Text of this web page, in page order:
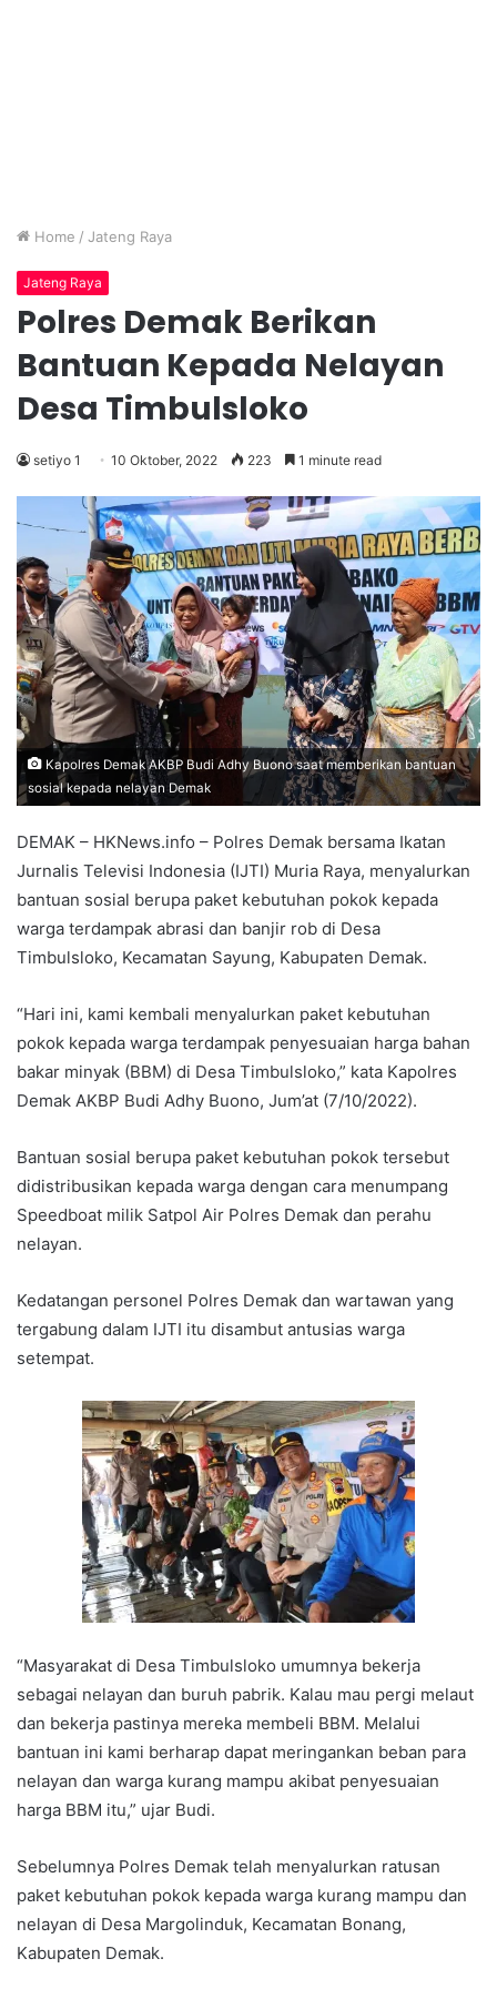
Home / Jateng Raya
Jateng Raya
Polres Demak Berikan
Bantuan Kepada Nelayan
Desa Timbulsloko
setiyo 1 10 Oktober, 2022 223 1 minute read
Kapolres Demak AKBP Budi Adhy Buono saat memberikan bantuan
sosial kepada nelayan Demak
DEMAK – HKNews.info – Polres Demak bersama Ikatan
Jurnalis Televisi Indonesia (IJTI) Muria Raya, menyalurkan
bantuan sosial berupa paket kebutuhan pokok kepada
warga terdampak abrasi dan banjir rob di Desa
Timbulsloko, Kecamatan Sayung, Kabupaten Demak.
“Hari ini, kami kembali menyalurkan paket kebutuhan
pokok kepada warga terdampak penyesuaian harga bahan
bakar minyak (BBM) di Desa Timbulsloko,” kata Kapolres
Demak AKBP Budi Adhy Buono, Jum’at (7/10/2022).
Bantuan sosial berupa paket kebutuhan pokok tersebut
didistribusikan kepada warga dengan cara menumpang
Speedboat milik Satpol Air Polres Demak dan perahu
nelayan.
Kedatangan personel Polres Demak dan wartawan yang
tergabung dalam IJTI itu disambut antusias warga
setempat.
“Masyarakat di Desa Timbulsloko umumnya bekerja
sebagai nelayan dan buruh pabrik. Kalau mau pergi melaut
dan bekerja pastinya mereka membeli BBM. Melalui
bantuan ini kami berharap dapat meringankan beban para
nelayan dan warga kurang mampu akibat penyesuaian
harga BBM itu,” ujar Budi.
Sebelumnya Polres Demak telah menyalurkan ratusan
paket kebutuhan pokok kepada warga kurang mampu dan
nelayan di Desa Margolinduk, Kecamatan Bonang,
Kabupaten Demak.